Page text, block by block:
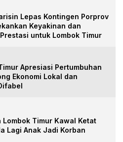
Lepas Kontingen Porprov
Keyakinan dan
untuk Lombok Timur
Apresiasi Pertumbuhan
Ekonomi Lokal dan
Timur Kawal Ketat
Lagi Anak Jadi Korban